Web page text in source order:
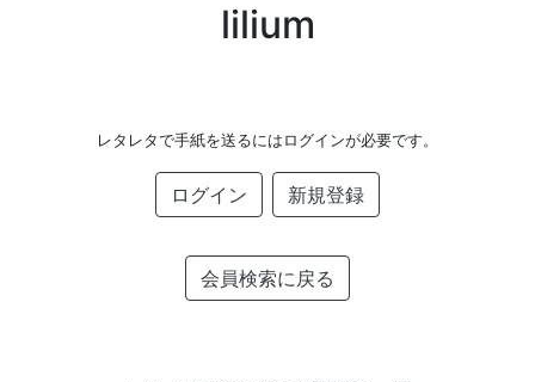
lilium
レタレタで手紙を送るにはログインが必要です。
ログイン 新規登録
会員検索に戻る